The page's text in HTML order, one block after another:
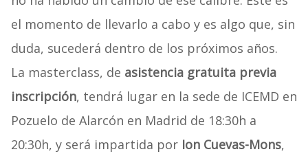
el momento de llevarlo a cabo y es algo que, sin
duda, sucederá dentro de los próximos años.
La masterclass, de asistencia gratuita previa
inscripción, tendrá lugar en la sede de ICEMD en
Pozuelo de Alarcón en Madrid de 18:30h a
20:30h, y será impartida porIon Cuevas-Mons,